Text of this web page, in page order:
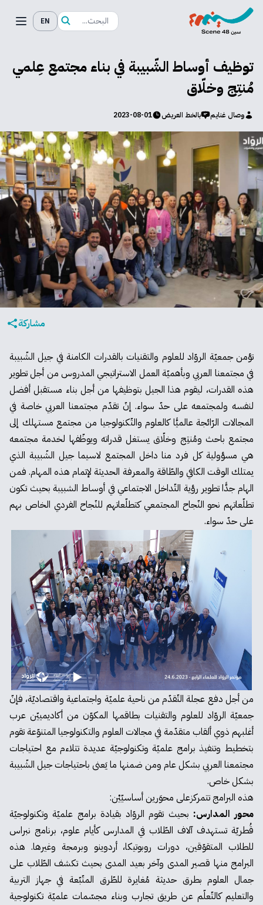
EN
توظيف أوساط الشّبيبة في بناء مجتمع عِلمي
مُنتِج وخلّاق
وصال غنايم بالخط العريض 2023-08-01
مشاركة
تؤمن جمعيّة الروّاد للعلوم والتقنيات بالقدرات الكامنة في جيل الشّبيبة
في مجتمعنا العربي وبأهميّة العمل الاستراتيجي المدروس من أجل تطوير
هذه القدرات، ليقوم هذا الجيل بتوظيفها من أجل بناء مستقبل أفضل
لنفسه ولمجتمعه على حدّ سواء. إنّ تقدّم مجتمعنا العربي خاصة في
المجالات الرّائجة عالميًّا كالعلوم والتّكنولوجيا من مجتمع مستهلك إلى
مجتمع باحث ومُنتِج وخلّاق يستغل قدراته ويوظّفها لخدمة مجتمعه
هي مسؤولية كل فرد منا داخل المجتمع لاسيما جيل الشّبيبة الذي
يمتلك الوقت الكافي والطّاقة والمعرفة الحديثة لإتمام هذه المهام. فمن
الهام جدًّا تطوير رؤية التّداخل الاجتماعي في أوساط الشبيبة بحيث تكون
تطلّعاتهم نحو النّجاح المجتمعي كتطلّعاتهم للنّجاح الفردي الخاص بهم
على حدّ سواء.
من أجل دفع عجلة التّقدّم من ناحية علميّة واجتماعية واقتصاديّة، فإنّ
جمعيّة الروّاد للعلوم والتقنيات بطاقمها المكوّن من أكاديمييّن عرب
أغلبهم ذوي ألقاب متقدّمة في مجالات العلوم والتكنولوجيا المتنوّعة تقوم
بتخطيط وتنفيذ برامج علميّة وتكنولوجيّة عديدة تتلاءم مع احتياجات
مجتمعنا العربي بشكل عام ومن ضمنها ما يَعنى باحتياجات جيل الشّبيبة
بشكل خاص.
هذه البرامج تتمركزعلى محوَرين أساسيّيْن:
محور المدارس: بحيث تقوم الروّاد بقيادة برامج علميّة وتكنولوجيّة
قُطريّة تستهدف آلاف الطّلاب في المدارس كأيام علوم، برنامج نبراس
للطلاب المتقوّقين، دورات روبوتيكا، أردوينو وبرمجة وغيرها. هذه
البرامج منها قصير المدى وآخر بعيد المدى بحيث تكشف الطّلاب على
جمال العلوم بطرق حديثة مُغايرة للطّرق المتّبّعة في جهاز التربية
والتعليم كالتّعلّم عن طريق تجارب وبناء مجسّمات علميّة تكنولوجية